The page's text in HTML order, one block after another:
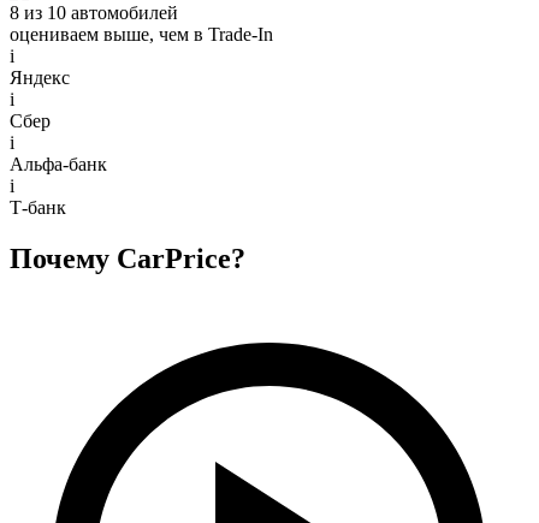
8 из 10 автомобилей
оцениваем выше, чем в Trade‑In
i
Яндекс
i
Сбер
i
Альфа-банк
i
Т-банк
Почему CarPrice?